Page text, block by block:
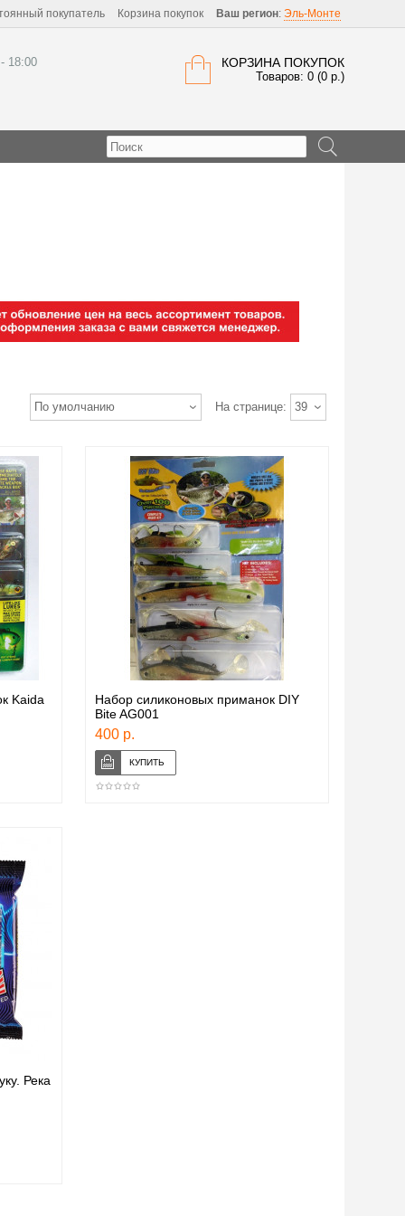
покупатель Корзина покупок Ваш регион: Эль-Монте
КОРЗИНА ПОКУПОК
Товаров: 0 (0 р.)
18:00
На странице: 39
По умолчанию
Kaida
Набор силиконовых приманок DIY
Bite AG001
400 р.
Река